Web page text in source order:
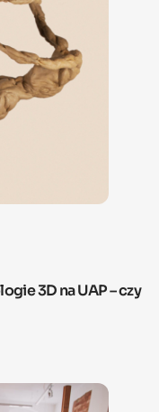
3D na UAP – czy